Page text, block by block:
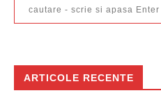
ARTICOLE RECENTE